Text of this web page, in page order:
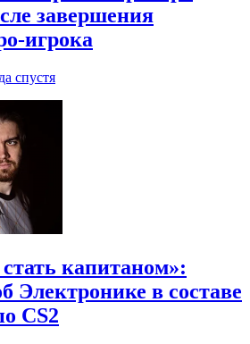
завершения
игрока
спустя
капитаном»:
в составе
CS2